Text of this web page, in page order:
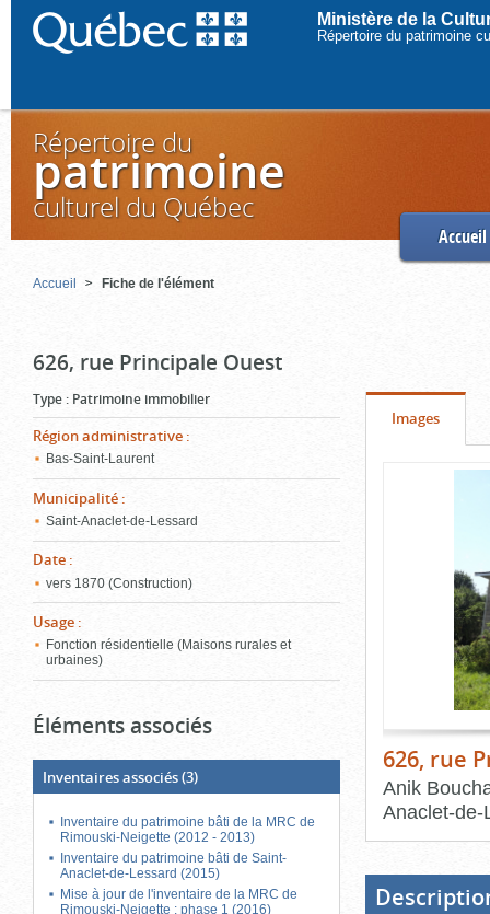
Ministère de la
Répertoire du patrimoine
Répertoire du
patrimoine
culturel du Québec
Accueil
Accueil Fiche de l'élément
626, rue Principale Ouest
Type : Patrimoine immobilier
Région administrative :
Bas-Saint-Laurent
Municipalité :
Saint-Anaclet-de-Lessard
Date :
vers 1870 (Construction)
Usage :
Fonction résidentielle (Maisons rurales et
urbaines)
Éléments associés
Inventaires associés(3)
Inventaire du patrimoine bâti de la MRC de
Rimouski-Neigette (2012 - 2013)
Inventaire du patrimoine bâti de Saint-
Anaclet-de-Lessard (2015)
Mise à jour de l'inventaire de la MRC de
Rimouski-Neigette : phase 1 (2016)
Onglet
Images(cliquer
pour
Contenu
626, rue
Anik
Anaclet-de-
bloc
d'onglets